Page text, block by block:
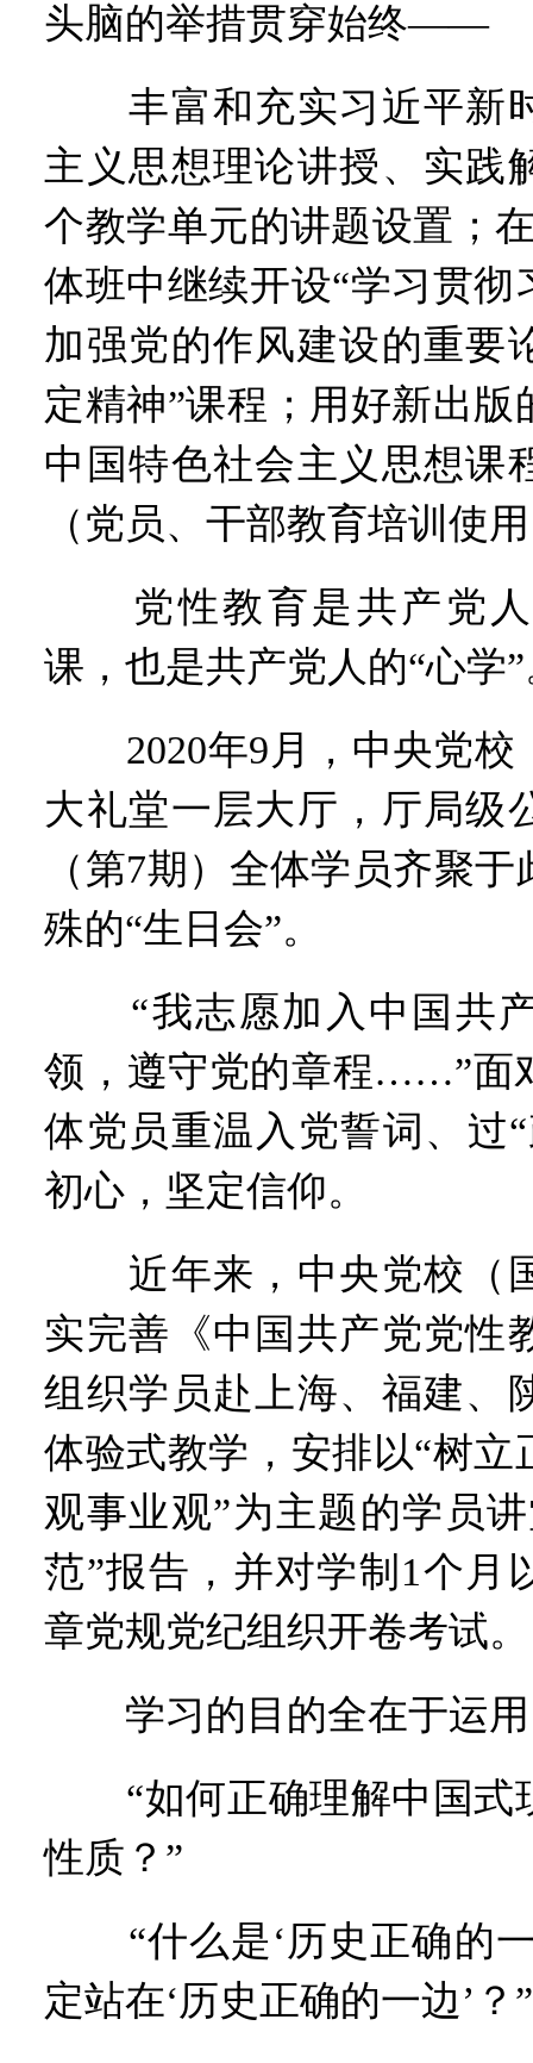
头脑的举措贯穿始终——
丰富和充实习近平新
主义思想理论讲授、实践
个教学单元的讲题设置；
体班中继续开设“学习贯彻
加强党的作风建设的重要
定精神”课程；用好新出版
中国特色社会主义思想课
（党员、干部教育培训
党性教育是共产党人
课，也是共产党人的“心学
2020年9月，中央党校
大礼堂一层大厅，厅局级
（第7期）全体学员齐聚
殊的“生日会”。
“我志愿加入中国共产
领，遵守党的章程……”面
体党员重温入党誓词、过
初心，坚定信仰。
近年来，中央党校（
实完善《中国共产党党性
组织学员赴上海、福建、
体验式教学，安排以“树立
观事业观”为主题的学员
范”报告，并对学制1个月
章党规党纪组织开卷考试。
学习的目的全在于运
“如何正确理解中国式
性质？”
“什么是‘历史正确的一
定站在‘历史正确的一边’？”